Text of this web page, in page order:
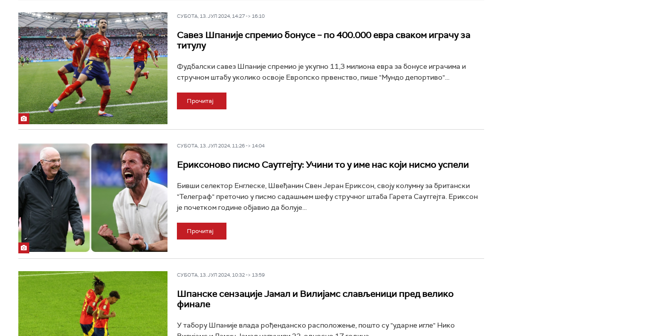
СУБОТА, 13. ЈУЛ 2024, 14:27 -> 16:10
Савез Шпаније спремио бонусе – по 400.000 евра сваком играчу за
титулу
Фудбалски савез Шпаније спремио је укупно 11,3 милиона евра за бонусе играчима и
стручном штабу уколико освоје Европско првенство, пише "Мундо депортиво"...
Прочитај
СУБОТА, 13. ЈУЛ 2024, 11:26 -> 14:04
Ериксоново писмо Саутгејту: Учини то у име нас који нисмо успели
Бивши селектор Енглеске, Швеђанин Свен Јеран Ериксон, своју колумну за британски
"Телеграф" преточио у писмо садашњем шефу стручног штаба Гарета Саутгејта. Ериксон
je почетком године објавио да болује...
Прочитај
СУБОТА, 13. ЈУЛ 2024, 10:32 -> 13:59
Шпанске сензације Јамал и Вилијамс слављеници пред велико
финале
У табору Шпаније влада рођенданско расположење, пошто су "ударне игле" Нико